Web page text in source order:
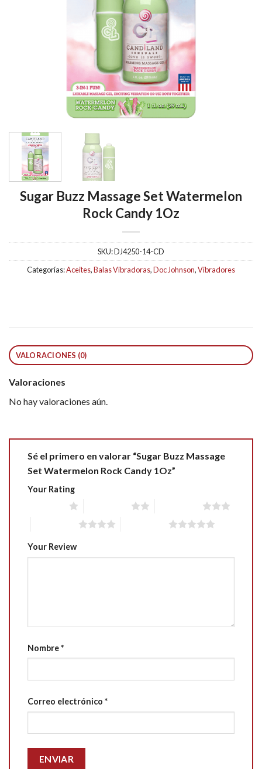
Sugar Buzz Massage Set Watermelon
Rock Candy 1Oz
SKU:DJ4250-14-CD
Categorías:Aceites,Balas Vibradoras,Doc Johnson,Vibradores
VALORACIONES (0)
Valoraciones
No hay valoraciones aún.
Sé el primero en valorar “Sugar Buzz Massage
Set Watermelon Rock Candy 1Oz”
Your Rating
Your Review
Nombre*
Correo electrónico *